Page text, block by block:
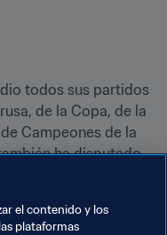
todos sus partidos
de la Copa, de la
Campeones de la
ha disputado
contra
el año
el contenido y los
plataformas